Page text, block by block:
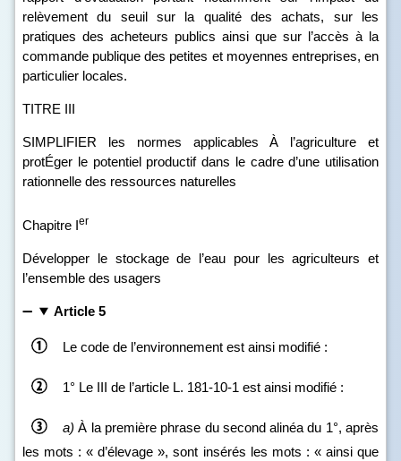
relèvement du seuil sur la qualité des achats, sur les
pratiques des acheteurs publics ainsi que sur l’accès à la
commande publique des petites et moyennes entreprises, en
particulier locales.
TITRE III
SIMPLIFIER les normes applicables À l’agriculture et
protÉger le potentiel productif dans le cadre d’une utilisation
rationnelle des ressources naturelles
Chapitre Ier
Développer le stockage de l’eau pour les agriculteurs et
l’ensemble des usagers
Article 5
Le code de l’environnement est ainsi modifié :
1° Le III de l’article L. 181‑10‑1 est ainsi modifié :
a) À la première phrase du second alinéa du 1°, après
les mots : « d’élevage », sont insérés les mots : « ainsi que